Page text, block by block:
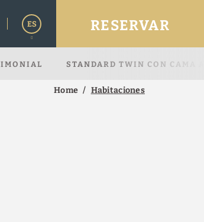
ES
English
RESERVAR
STANDARD TWIN CON CAMA
Home Habitaciones